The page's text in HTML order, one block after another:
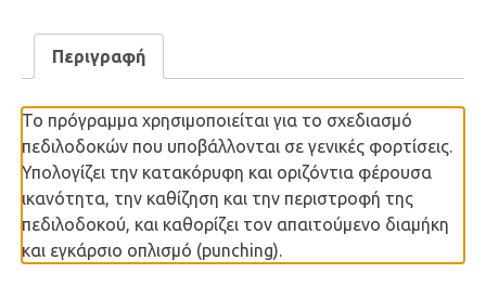
Περιγραφή
Το πρόγραμμα χρησιμοποιείται για το σχεδιασμό
πεδιλοδοκών που υποβάλλονται σε γενικές φορτίσεις.
Υπολογίζει την κατακόρυφη και οριζόντια φέρουσα
ικανότητα, την καθίζηση και την περιστροφή της
πεδιλοδοκού, και καθορίζει τον απαιτούμενο διαμήκη
και εγκάρσιο οπλισμό (punching).